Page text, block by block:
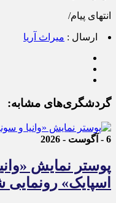
انتهای پیام/
ارسال : میراث آریا
گردشگری‌های مشابه:
6 - آگوست - 2026
پوستر نمایش
اسپایک» رونمایی